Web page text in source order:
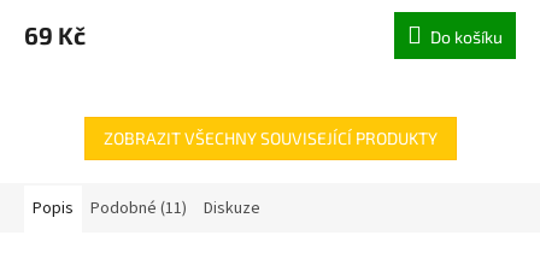
69 Kč Do košíku
ZOBRAZIT VŠECHNY SOUVISEJÍCÍ PRODUKTY
Popis Podobné (11) Diskuze